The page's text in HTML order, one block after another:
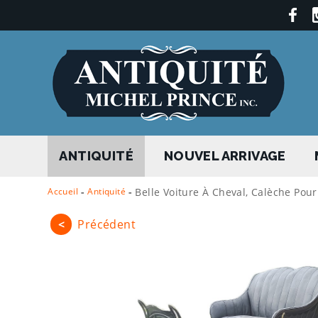
ANTIQUITÉ NOUVEL ARRIVAGE
Accueil - Antiquité - Belle Voiture À Cheval, Calèche
< Précédent